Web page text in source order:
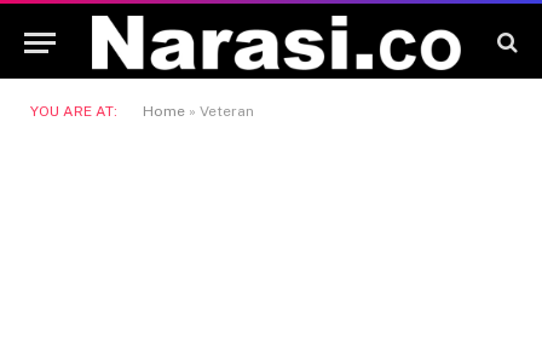
YOU ARE AT: Home » Veteran